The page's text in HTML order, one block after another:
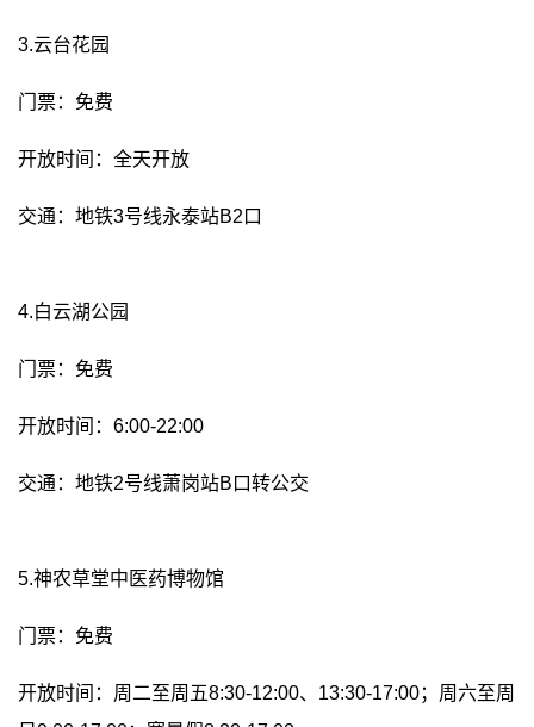
3.云台花园
门票：免费
开放时间：全天开放
交通：地铁3号线永泰站B2口
4.白云湖公园
门票：免费
开放时间：6:00-22:00
交通：地铁2号线萧岗站B口转公交
5.神农草堂中医药博物馆
门票：免费
开放时间：周二至周五8:30-12:00、13:30-17:00；周六至周